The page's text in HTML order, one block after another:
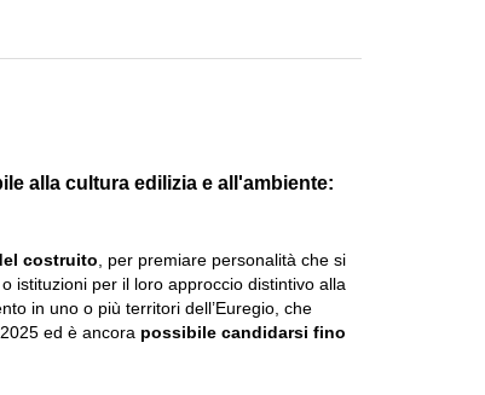
alla cultura edilizia e all'ambiente:
costruito , per premiare personalità che si
istituzioni per il loro approccio distintivo alla
in uno o più territori dell’Euregio, che
2025 ed è ancora possibile candidarsi fino